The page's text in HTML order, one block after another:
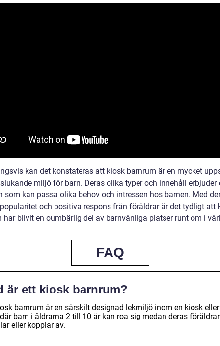
kan det konstateras att kiosk barnrum är en mycket
miljö för barn. Deras olika typer och innehåll erbjuder
som kan passa olika behov och intressen hos barnen. Med
och positiva respons från föräldrar är det tydligt att
har blivit en oumbärlig del av barnvänliga platser runt om i
FAQ
är ett kiosk barnrum?
barnrum är en särskilt designad lekmiljö inom en kiosk
barn i åldrarna 2 till 10 år kan roa sig medan deras föräldrar
eller kopplar av.